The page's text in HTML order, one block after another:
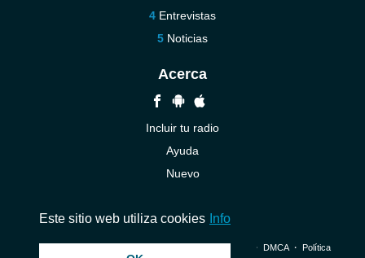
Entrevistas
Noticias
Acerca
Incluir tu radio
Ayuda
Nuevo
© 2026 InstantAudio. Reservados todos los derechos. ・ DMCA・ Política
Este sitio web utiliza cookies Info